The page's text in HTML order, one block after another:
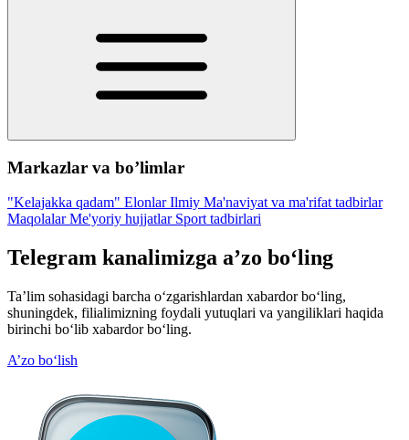
Markazlar va bo’limlar
"Kelajakka qadam" ElonlarIlmiy Ma'naviyat va ma'rifat tadbirlar
MaqolalarMe'yoriy hujjatlar Sport tadbirlari
Telegram kanalimizga a’zo bo‘ling
Ta’lim sohasidagi barcha o‘zgarishlardan xabardor bo‘ling,
shuningdek, filialimizning foydali yutuqlari va yangiliklari haqida
birinchi bo‘lib xabardor bo‘ling.
A’zo bo‘lish